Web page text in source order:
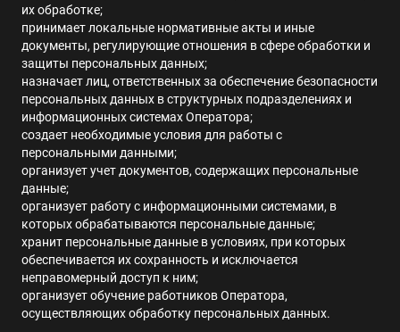
их обработке;
принимает локальные нормативные акты и иные
документы, регулирующие отношения в сфере обработки и
защиты персональных данных;
назначает лиц, ответственных за обеспечение безопасности
персональных данных в структурных подразделениях и
информационных системах Оператора;
создает необходимые условия для работы с
персональными данными;
организует учет документов, содержащих персональные
данные;
организует работу с информационными системами, в
которых обрабатываются персональные данные;
хранит персональные данные в условиях, при которых
обеспечивается их сохранность и исключается
неправомерный доступ к ним;
организует обучение работников Оператора,
осуществляющих обработку персональных данных.